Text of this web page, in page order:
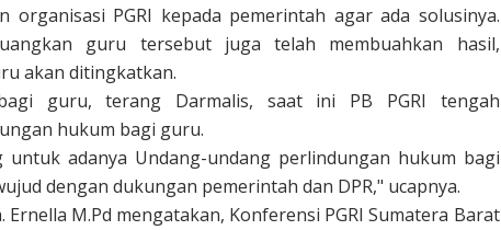
PGRI kepada pemerintah agar ada solusinya.
guru tersebut juga telah membuahkan hasil,
akan ditingkatkan.
guru, terang Darmalis, saat ini PB PGRI tengah
hukum bagi guru.
untuk adanya Undang-undang perlindungan hukum bagi
dengan dukungan pemerintah dan DPR," ucapnya.
M.Pd mengatakan, Konferensi PGRI Sumatera Barat